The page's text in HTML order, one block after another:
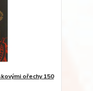
ořechy 150